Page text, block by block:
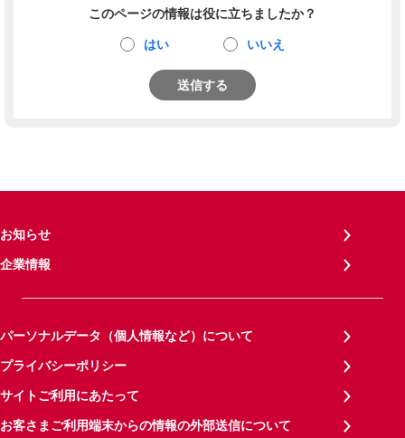
このページの情報は役に立ちましたか？
はい いいえ
送信する
お知らせ
企業情報
パーソナルデータ（個人情報など）について
プライバシーポリシー
サイトご利用にあたって
お客さまご利用端末からの情報の外部送信について